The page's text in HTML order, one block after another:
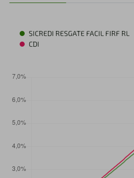
SICREDI RESGATE FACIL FIRF RL
CDI